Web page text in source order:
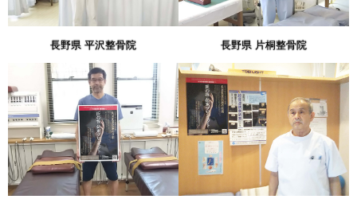
長野県 平沢整骨院 長野県 片桐整骨院